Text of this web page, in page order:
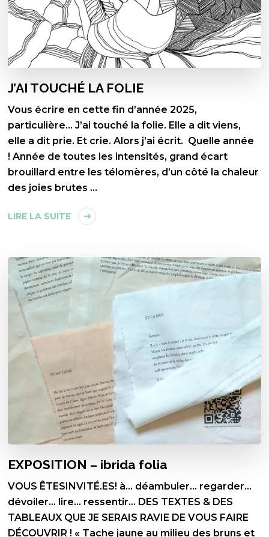
J’AI TOUCHÉ LA FOLIE
Vous écrire en cette fin d’année 2025,
particulière… J’ai touché la folie. Elle a dit viens,
elle a dit prie. Et crie. Alors j’ai écrit. Quelle année
! Année de toutes les intensités, grand écart
brouillard entre les télomères, d’un côté la chaleur
des joies brutes …
LIRE LA SUITE
EXPOSITION – ibrida folia
VOUS ÊTESINVITÉ.ES! à… déambuler… regarder…
dévoiler… lire… ressentir… DES TEXTES & DES
TABLEAUX QUE JE SERAIS RAVIE DE VOUS FAIRE
DÉCOUVRIR ! « Tache jaune au milieu des bruns et